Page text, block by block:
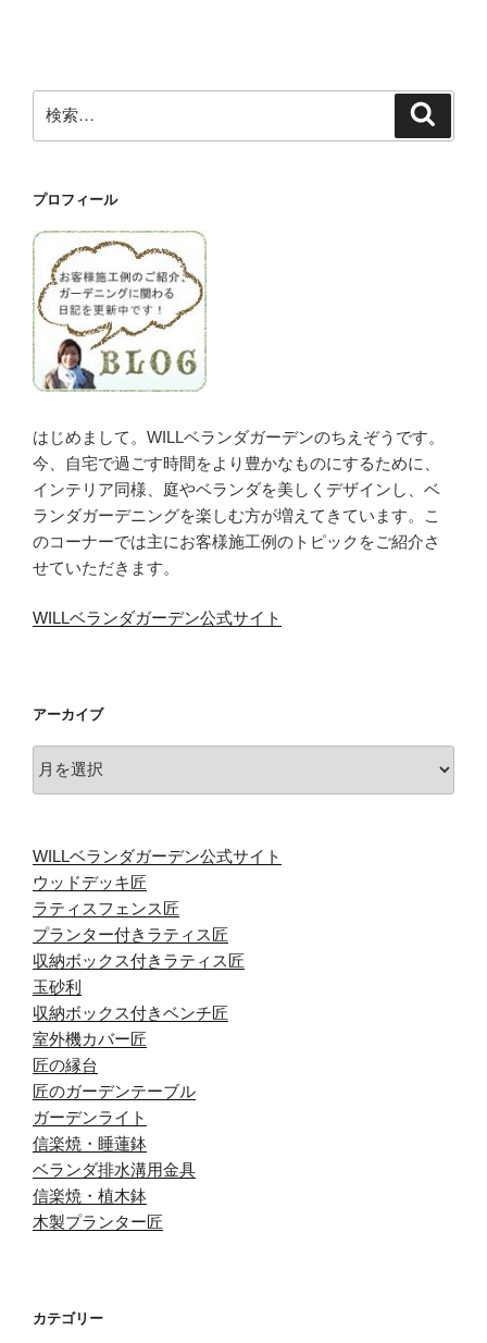
索:
プロフィール
はじめまして。WILLベランダガーデンのちえぞうです。
今、自宅で過ごす時間をより豊かなものにするために、
インテリア同様、庭やベランダを美しくデザインし、ベ
ランダガーデニングを楽しむ方が増えてきています。こ
のコーナーでは主にお客様施工例のトピックをご紹介さ
せていただきます。
WILLベランダガーデン公式サイト
アーカイブ
ー
ブ
WILLベランダガーデン公式サイト
ウッドデッキ匠
ラティスフェンス匠
プランター付きラティス匠
収納ボックス付きラティス匠
玉砂利
収納ボックス付きベンチ匠
室外機カバー匠
匠の縁台
匠のガーデンテーブル
ガーデンライト
信楽焼・睡蓮鉢
ベランダ排水溝用金具
信楽焼・植木鉢
木製プランター匠
カテゴリー